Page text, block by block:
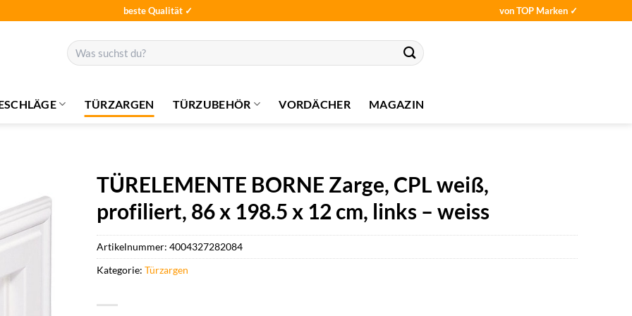
beste Qualität ✓ von TOP Marken ✓
Suchen
nach:
TÜRZARGEN TÜRZUBEHÖR VORDÄCHER MAGAZIN
TÜRELEMENTE BORNE Zarge, CPL weiß,
profiliert, 86 x 198.5 x 12 cm, links – weiss
Artikelnummer:4004327282084
Kategorie:Türzargen